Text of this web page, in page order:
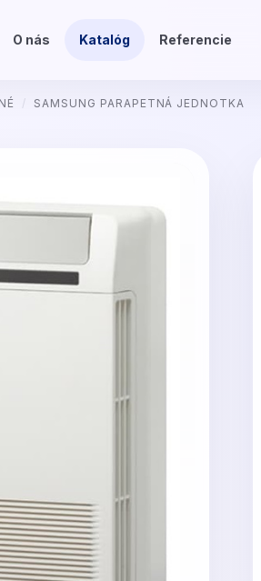
O nás Katalóg Referencie
/ SAMSUNG PARAPETNÁ JEDNOTKA